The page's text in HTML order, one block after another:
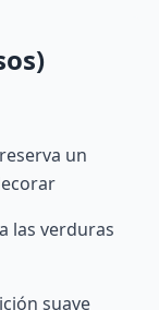
un
las verduras
suave